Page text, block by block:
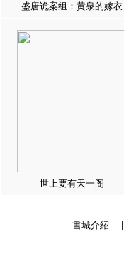
盛唐诡案组：黄泉的嫁衣
世上要有天一阁
書城介紹